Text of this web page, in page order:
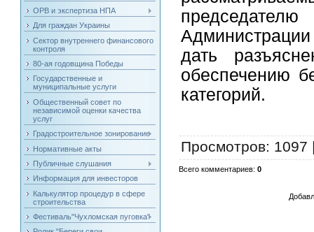
ОРВ и экспертиза НПА
Для граждан Украины
Сектор внутреннего финансового
контроля
80-ая годовщина Победы
Государственные и
муниципальные услуги
Общественный совет по
независимой оценки качества
услуг
Градостроительное зонирование
Нормативные акты
Публичные слушания
Информация для инвесторов
Калькулятор процедур в сфере
строительства
Фестиваль"Чухломская пуговка"
дать
обеспечению
категорий.
Просмотров:
Всего комментариев:0